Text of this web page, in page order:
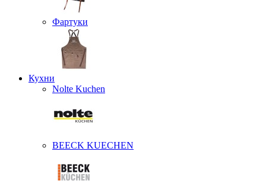
Фартуки
Кухни
Nolte Kuchen
BEECK KUECHEN